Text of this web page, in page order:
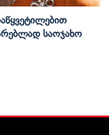
Საოჯახო